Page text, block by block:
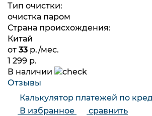
Тип очистки:
очистка паром
Страна происхождения:
Китай
от 33 р./мес.
1 299 р.
В наличии
Отзывы
Калькулятор платежей по
В избранное
сравнить